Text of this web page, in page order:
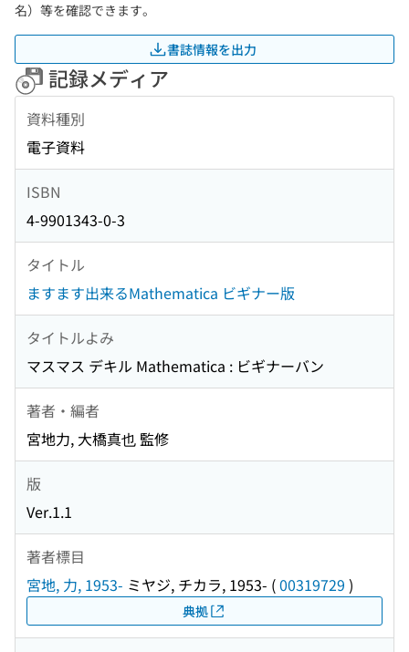
名）等を確認できます。
書誌情報を出力
記録メディア
資料種別
電子資料
ISBN
4-9901343-0-3
タイトル
ますます出来るMathematica ビギナー版
タイトルよみ
マスマス デキル Mathematica : ビギナーバン
著者・編者
宮地力, 大橋真也 監修
版
Ver.1.1
著者標目
宮地, 力, 1953- ミヤジ, チカラ, 1953- (00319729 )
典拠